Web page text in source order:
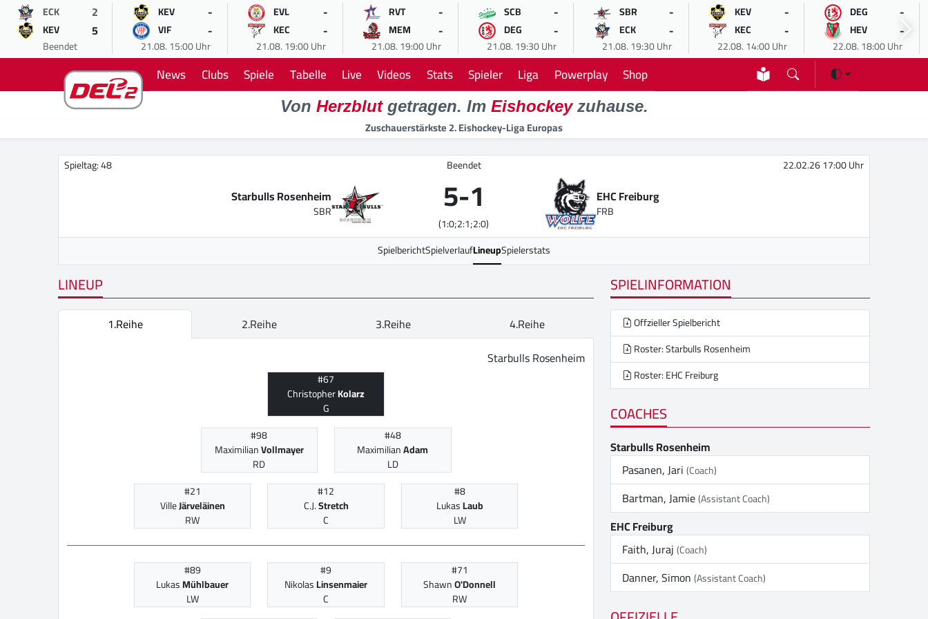
ECK 2
KEV 5
Beendet
KEV -
VIF -
21.08. 15:00 Uhr
EVL -
KEC -
21.08. 19:00 Uhr
RVT -
MEM -
21.08. 19:00 Uhr
SCB -
DEG -
21.08. 19:30 Uhr
SBR -
ECK -
21.08. 19:30 Uhr
KEV -
KEC -
22.08. 14:00 Uhr
DEG -
HEV -
22.08. 18:00 Uhr
News Clubs Spiele Tabelle Live Videos Stats Spieler Liga Powerplay Shop
Von Herzblutgetragen. Im Eishockeyzuhause.
Zuschauerstärkste 2. Eishockey-Liga Europas
Spieltag: 48 Beendet 22.02.26 17:00 Uhr
Starbulls Rosenheim
SBR 5-1
(1:0;2:1;2:0)
EHC Freiburg
FRB
SpielberichtSpielverlaufLineupSpielerstats
LINEUP
1.Reihe 2.Reihe 3.Reihe
4.Reihe
Starbulls Rosenheim
#67
ChristopherKolarz
G
#98
MaximilianVollmayer
RD
#48
MaximilianAdam
LD
#21
VilleJärveläinen
RW
#12
C.J.Stretch
C
#8
LukasLaub
LW
#89
LukasMühlbauer
LW
#9
NikolasLinsenmaier
C
#71
ShawnO'Donnell
RW
SPIELINFORMATION
Offzieller Spielbericht
Roster: Starbulls Rosenheim
Roster: EHC Freiburg
COACHES
Starbulls Rosenheim
Pasanen, Jari(Coach)
Bartman, Jamie(Assistant Coach)
EHC Freiburg
Faith, Juraj(Coach)
Danner, Simon(Assistant Coach)